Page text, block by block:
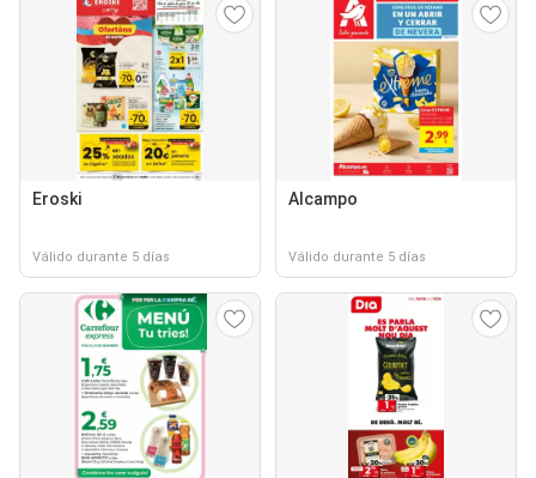
Eroski
Válido durante 5 días
Alcampo
Válido durante 5 días